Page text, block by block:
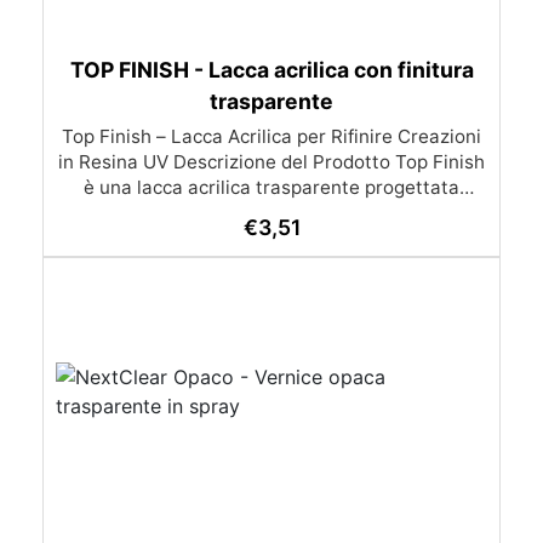
TOP FINISH - Lacca acrilica con finitura
trasparente
Top Finish – Lacca Acrilica per Rifinire Creazioni
in Resina UV Descrizione del Prodotto Top Finish
è una lacca acrilica trasparente progettata
creazioni in resina UV. Se hai notato che la
superficie delle tue opere in resina UV è rimasta
Si asciuga in soli 15-20 minuti a temperatura
ambiente, senza necessità di utilizzare una
lampada UV. Finitura Lucida e Brillante: Lascia
€3,51